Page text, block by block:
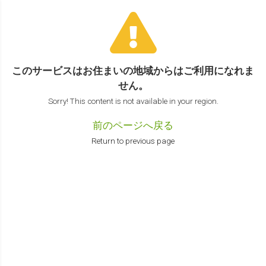
このサービスはお住まいの地域からはご利用になれま
せん。
Sorry! This content is not available in your region.
前のページへ戻る
Return to previous page